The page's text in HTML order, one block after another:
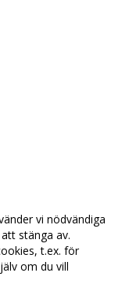
vi nödvändiga
stänga av.
t.ex. för
om du vill